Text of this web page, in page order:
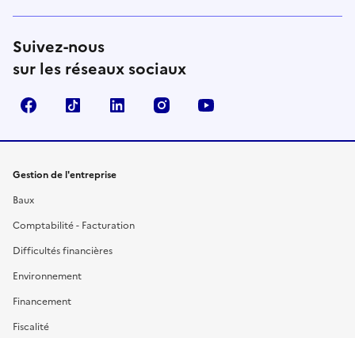
Suivez-nous
sur les réseaux sociaux
FacebookTikTok Linkedin Instagram
Gestion de l'entreprise
Baux
Comptabilité - Facturation
Difficultés financières
Environnement
Financement
Fiscalité